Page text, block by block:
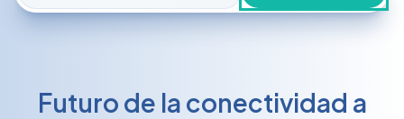
Futuro de la conectividad a